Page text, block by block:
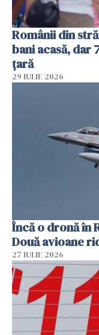
Românii din
bani acasă, dar
țară
29 IULIE 2026
Încă o dronă în
Două avioane
27 IULIE 2026